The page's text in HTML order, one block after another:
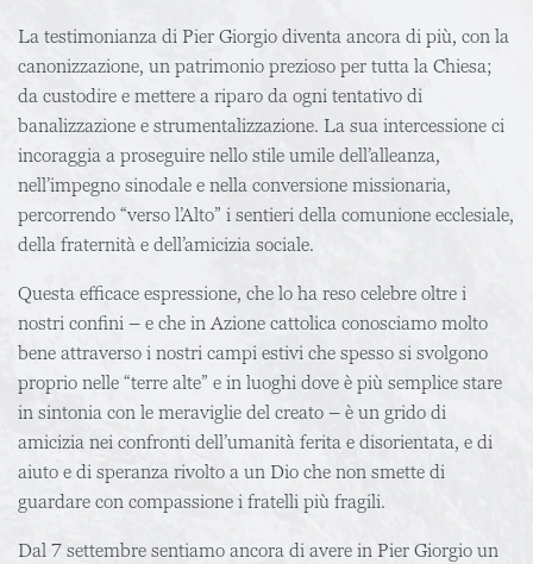
La testimonianza di Pier Giorgio diventa ancora di più, con la
canonizzazione, un patrimonio prezioso per tutta la Chiesa;
da custodire e mettere a riparo da ogni tentativo di
banalizzazione e strumentalizzazione. La sua intercessione ci
incoraggia a proseguire nello stile umile dell’alleanza,
nell’impegno sinodale e nella conversione missionaria,
percorrendo “verso l’Alto” i sentieri della comunione ecclesiale,
della fraternità e dell’amicizia sociale.
Questa efficace espressione, che lo ha reso celebre oltre i
nostri confini – e che in Azione cattolica conosciamo molto
bene attraverso i nostri campi estivi che spesso si svolgono
proprio nelle “terre alte” e in luoghi dove è più semplice stare
in sintonia con le meraviglie del creato – è un grido di
amicizia nei confronti dell’umanità ferita e disorientata, e di
aiuto e di speranza rivolto a un Dio che non smette di
guardare con compassione i fratelli più fragili.
Dal 7 settembre sentiamo ancora di avere in Pier Giorgio un